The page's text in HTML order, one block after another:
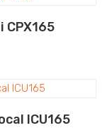
ICU165